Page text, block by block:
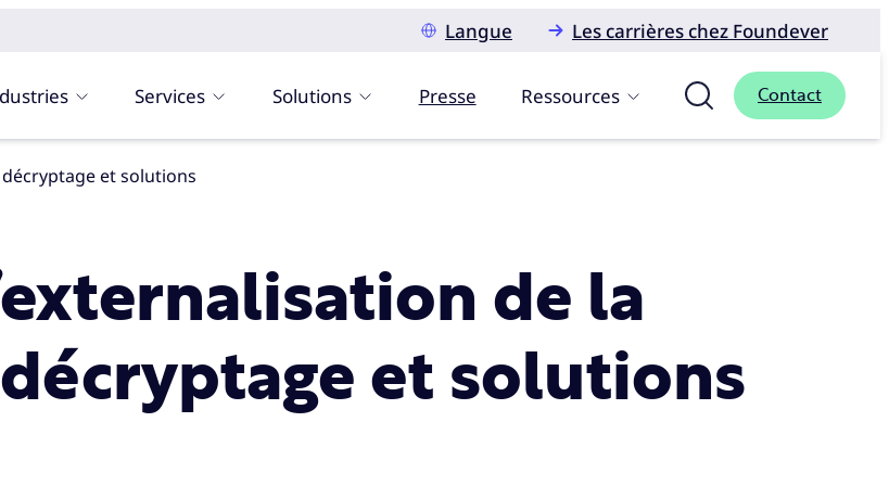
Langue
Les carrières chez Foundever
Services Solutions Presse Ressources Contact
décryptage et solutions
de la
et solutions